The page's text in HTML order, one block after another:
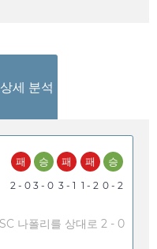
세 분석
패
2 - 0
승
3 - 0
패
3 - 1
패
1 - 2
승
0 - 2
나폴리를 상대로 2 - 0